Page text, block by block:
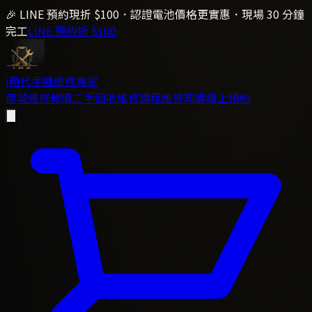
🎉 LINE 預約現折 $100．認證電池價格更實惠．現場 30 分鐘
完工LINE 預約折 $100
i時代手機維修專家
商城維修報價二手回收維修課程維修知識線上預約